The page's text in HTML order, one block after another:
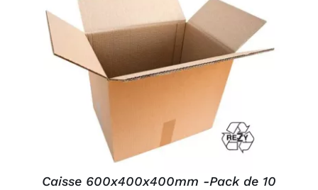
AJOUTER AU PANIER
/
Caisse 600x400x400mm -Pack de 10